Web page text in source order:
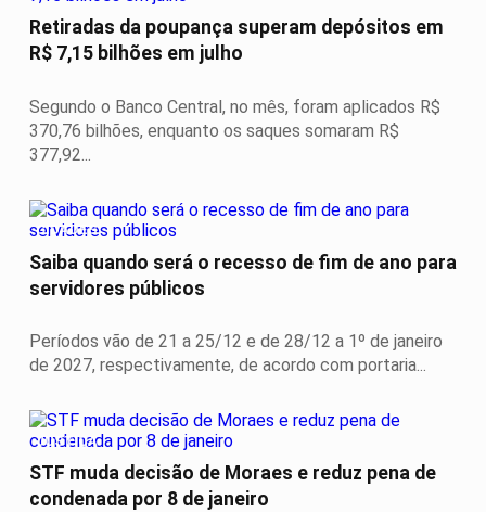
Retiradas da poupança superam depósitos em
R$ 7,15 bilhões em julho
Segundo o Banco Central, no mês, foram aplicados R$
370,76 bilhões, enquanto os saques somaram R$
377,92...
CIDADES
Saiba quando será o recesso de fim de ano para
servidores públicos
Períodos vão de 21 a 25/12 e de 28/12 a 1º de janeiro
de 2027, respectivamente, de acordo com portaria...
JUSTIÇA
STF muda decisão de Moraes e reduz pena de
condenada por 8 de janeiro